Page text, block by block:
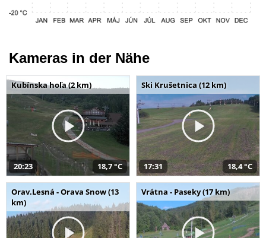
Kameras in der Nähe
Kubínska hoľa (2 km)
20:23 18,7 °C
Ski Krušetnica (12 km)
17:31 18,4 °C
Orav.Lesná - Orava Snow (13
km)
Vrátna - Paseky (17 km)